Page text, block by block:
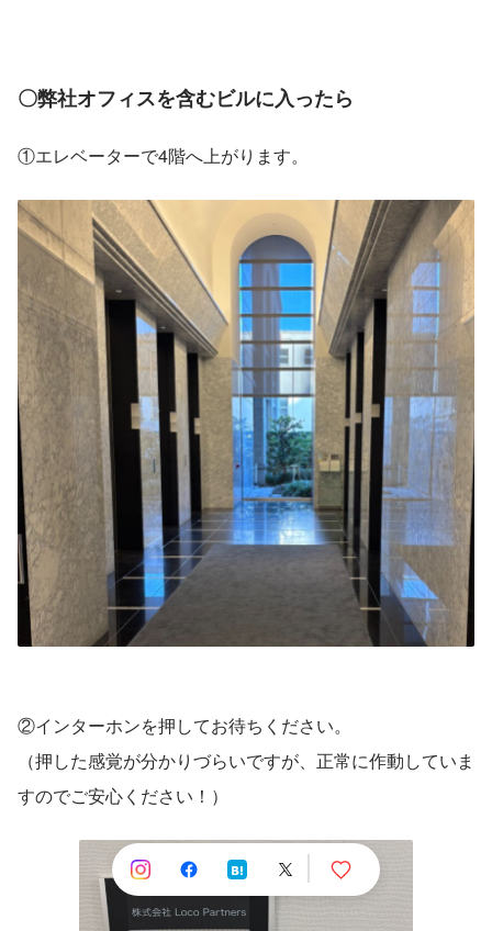
〇弊社オフィスを含むビルに入ったら
①エレベーターで4階へ上がります。
②インターホンを押してお待ちください。
（押した感覚が分かりづらいですが、正常に作動していま
すのでご安心ください！）